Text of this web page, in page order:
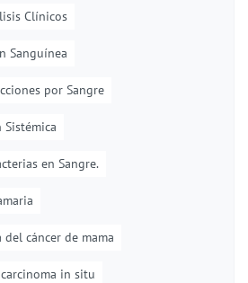
Clínicos
Sanguínea
por Sangre
Sistémica
en Sangre.
cáncer de mama
carcinoma in situ